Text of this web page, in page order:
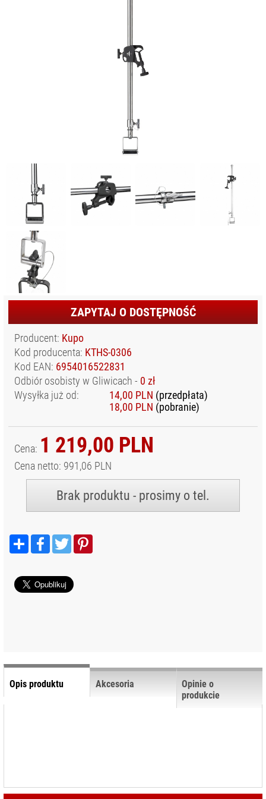
ZAPYTAJ O DOSTĘPNOŚĆ
Producent: Kupo
Kod producenta: KTHS-0306
Kod EAN: 6954016522831
Odbiór osobisty w Gliwicach - 0 zł
Wysyłka już od:
14,00 PLN (przedpłata)
18,00 PLN (pobranie)
Cena: 1 219,00 PLN
Cena netto: 991,06 PLN
Brak produktu - prosimy o tel.
Podziel
się
Facebook
Twitter
Opis produktu Akcesoria
Opinie o
produkcie
FOTOGRAFICZNE
GIMBALE/
STABILIZATORY
KARTY PAMIĘCI I
CZYTNIKI
LAMPY BŁYSKOWE
OBIEKTYWY
FILMOWE
OSŁONY
WODOODPORNE
SPRZĘT AUDIO
SPRZĘT I
AKCESORIA VR
SPRZĘT
OPTYCZNY I
STABILIZATORY,
STATYWY
NARAMIENNE, RIGI
STATYWY I
AKCESORIA
TORBY, PLECAKI,
STATYWÓW
PRZEDŁUŻKI